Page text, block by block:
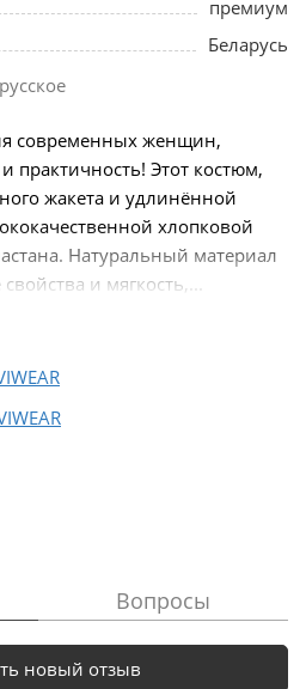
премиум
Беларусь
современных женщин,
практичность! Этот костюм,
жакета и удлинённой
хлопковой
Натуральный материал
и мягкость,...
Вопросы
новый отзыв